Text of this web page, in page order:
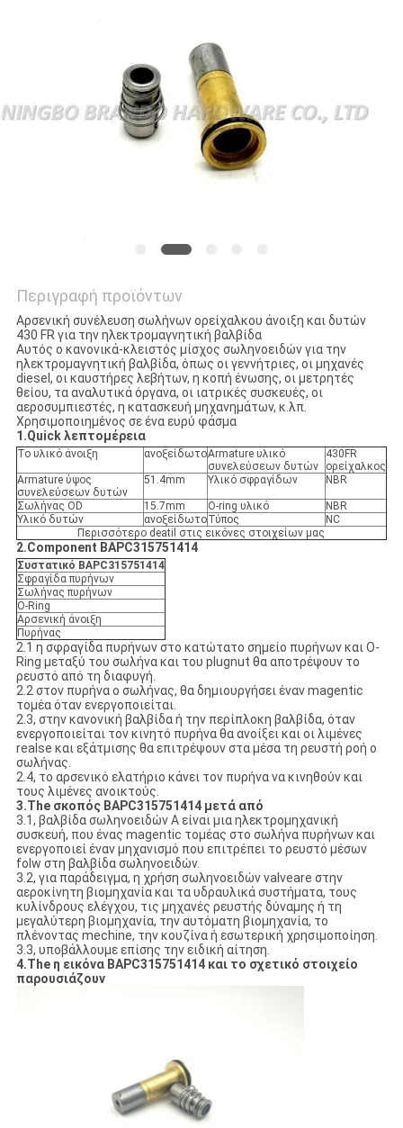
ΑΠΟΡΡΉΤΟΥ
Περιγραφή προϊόντων
Αρσενική συνέλευση σωλήνων ορείχαλκου άνοιξη και δυτών
430 FR για την ηλεκτρομαγνητική βαλβίδα
Αυτός ο κανονικά-κλειστός μίσχος σωληνοειδών για την
ηλεκτρομαγνητική βαλβίδα, όπως οι γεννήτριες, οι μηχανές
diesel, οι καυστήρες λεβήτων, η κοπή ένωσης, οι μετρητές
θείου, τα αναλυτικά όργανα, οι ιατρικές συσκευές, οι
αεροσυμπιεστές, η κατασκευή μηχανημάτων, κ.λπ.
Χρησιμοποιημένος σε ένα ευρύ φάσμα
1.Quick λεπτομέρεια
Το υλικό άνοιξη ανοξείδωτοArmature υλικό
συνελεύσεων δυτών
430FR
ορείχαλκος
Armature ύψος
συνελεύσεων δυτών
51.4mm Υλικό σφραγίδων NBR
Σωλήνας OD 15.7mm O-ring υλικό
NBR
Υλικό δυτών
ανοξείδωτοΤύπος
NC
Περισσότερο deatil στις εικόνες στοιχείων μας
2.Component BAPC315751414
Συστατικό BAPC315751414
Σφραγίδα πυρήνων
Σωλήνας πυρήνων
O-Ring
Αρσενική άνοιξη
Πυρήνας
2.1 η σφραγίδα πυρήνων στο κατώτατο σημείο πυρήνων και O-
Ring μεταξύ του σωλήνα και του plugnut θα αποτρέψουν το
ρευστό από τη διαφυγή.
2.2 στον πυρήνα ο σωλήνας, θα δημιουργήσει έναν magentic
τομέα όταν ενεργοποιείται.
2.3, στην κανονική βαλβίδα ή την περίπλοκη βαλβίδα, όταν
ενεργοποιείται τον κινητό πυρήνα θα ανοίξει και οι λιμένες
realse και εξάτμισης θα επιτρέψουν στα μέσα τη ρευστή ροή ο
σωλήνας.
2.4, το αρσενικό ελατήριο κάνει τον πυρήνα να κινηθούν και
τους λιμένες ανοικτούς.
3.The σκοπός BAPC315751414 μετά από
3.1, βαλβίδα σωληνοειδών Α είναι μια ηλεκτρομηχανική
συσκευή, που ένας magentic τομέας στο σωλήνα πυρήνων και
ενεργοποιεί έναν μηχανισμό που επιτρέπει το ρευστό μέσων
folw στη βαλβίδα σωληνοειδών.
3.2, για παράδειγμα, η χρήση σωληνοειδών valveare στην
αεροκίνητη βιομηχανία και τα υδραυλικά συστήματα, τους
κυλίνδρους ελέγχου, τις μηχανές ρευστής δύναμης ή τη
μεγαλύτερη βιομηχανία, την αυτόματη βιομηχανία, το
πλένοντας mechine, την κουζίνα ή εσωτερική χρησιμοποίηση.
3.3, υποβάλλουμε επίσης την ειδική αίτηση.
4.The η εικόνα BAPC315751414 και το σχετικό στοιχείο
παρουσιάζουν